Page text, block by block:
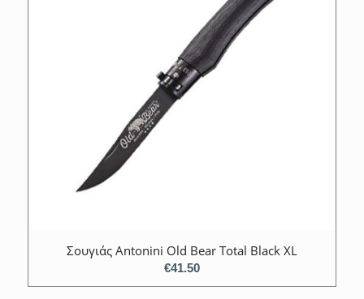
Σουγιάς Antonini Old Bear Total Black XL
€41.50